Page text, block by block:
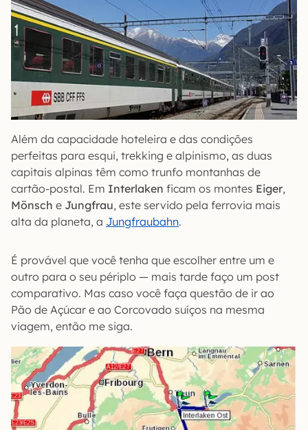
Além da capacidade hoteleira e das condições
perfeitas para esqui, trekking e alpinismo, as duas
capitais alpinas têm como trunfo montanhas de
cartão-postal. Em Interlaken ficam os montes Eiger,
Mönsch e Jungfrau, este servido pela ferrovia mais
alta da planeta, a Jungfraubahn.
É provável que você tenha que escolher entre um e
outro para o seu périplo — mais tarde faço um post
comparativo. Mas caso você faça questão de ir ao
Pão de Açúcar e ao Corcovado suíços na mesma
viagem, então me siga.